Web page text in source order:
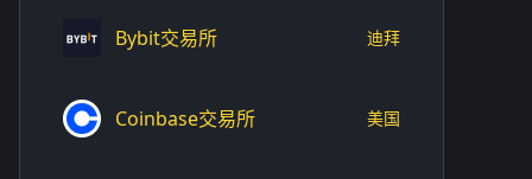
Bybit交易所 迪拜
Coinbase交易所 美国